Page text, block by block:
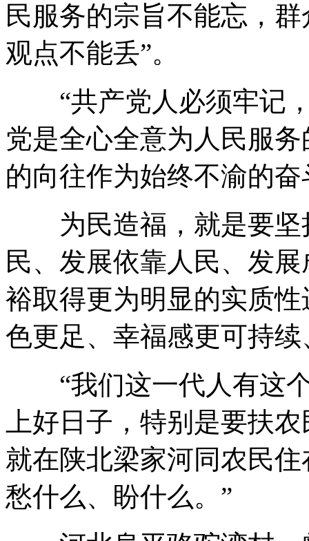
民服务的宗旨不能忘，
观点不能丢”。
“共产党人必须牢记，
党是全心全意为人民服
的向往作为始终不渝的
为民造福，就是要坚
民、发展依靠人民、发
裕取得更为明显的实质
色更足、幸福感更可持
“我们这一代人有这个
上好日子，特别是要扶
就在陕北梁家河同农民
愁什么、盼什么。”